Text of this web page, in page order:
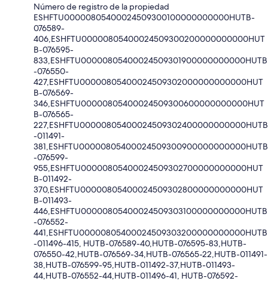
Número de registro de la propiedad
ESHFTU00000805400024509300100000000000HUTB-
076589-
406,ESHFTU00000805400024509300200000000000HUT
B-076595-
833,ESHFTU00000805400024509301900000000000HUTB
-076550-
427,ESHFTU00000805400024509302000000000000HUT
B-076569-
346,ESHFTU00000805400024509300600000000000HUT
B-076565-
227,ESHFTU00000805400024509302400000000000HUTB
-011491-
381,ESHFTU00000805400024509300900000000000HUTB
-076599-
955,ESHFTU00000805400024509302700000000000HUT
B-011492-
370,ESHFTU00000805400024509302800000000000HUT
B-011493-
446,ESHFTU00000805400024509303100000000000HUTB
-076552-
441,ESHFTU00000805400024509303200000000000HUTB
-011496-415, HUTB-076589-40,HUTB-076595-83,HUTB-
076550-42,HUTB-076569-34,HUTB-076565-22,HUTB-011491-
38,HUTB-076599-95,HUTB-011492-37,HUTB-011493-
44,HUTB-076552-44,HUTB-011496-41, HUTB-076592-